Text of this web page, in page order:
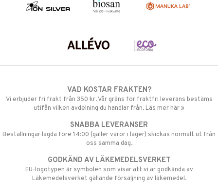
VAD KOSTAR FRAKTEN?
Vi erbjuder fri frakt från 350 kr. Vår gräns för fraktfri leverans bestäms
utifån vilken avdelning du handlar från. Läs mer här »
SNABBA LEVERANSER
Beställningar lagda före 14:00 (gäller varor i lager) skickas normalt ut från
oss samma dag.
GODKÄND AV LÄKEMEDELSVERKET
EU-logotypen är symbolen som visar att vi är godkända av
Läkemedelsverket gällande försäljning av läkemedel.